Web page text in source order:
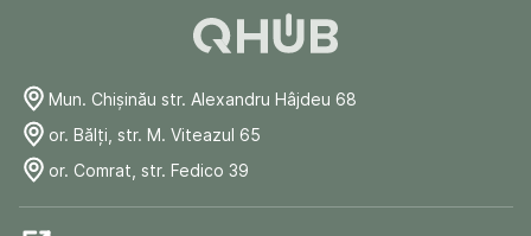
Mun. Chişinău str. Alexandru Hâjdeu 68
or. Bălți, str. M. Viteazul 65
or. Comrat, str. Fedico 39